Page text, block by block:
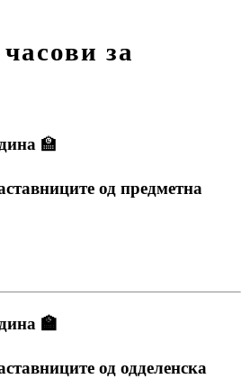
за
🏫
од предметна
🏫
од одделенска